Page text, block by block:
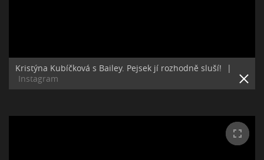
Kristýna Kubíčková s Bailey. Pejsek jí rozhodně sluší!
|
Instagram